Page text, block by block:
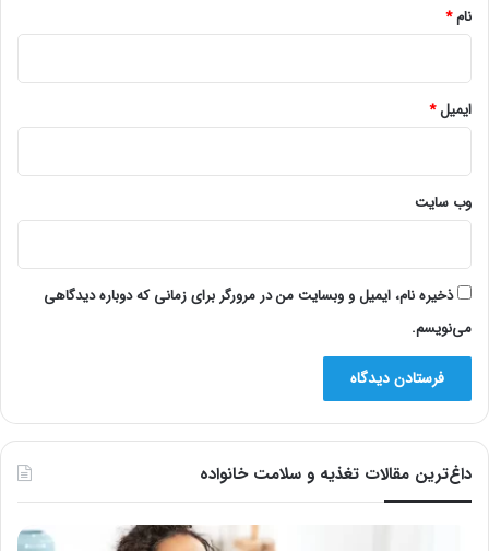
نام*
ایمیل*
وب‌ سایت
ذخیره نام، ایمیل و وبسایت من در مرورگر برای زمانی که دوباره دیدگاهی
می‌نویسم.
داغ‌ترین مقالات تغذیه و سلامت خانواده